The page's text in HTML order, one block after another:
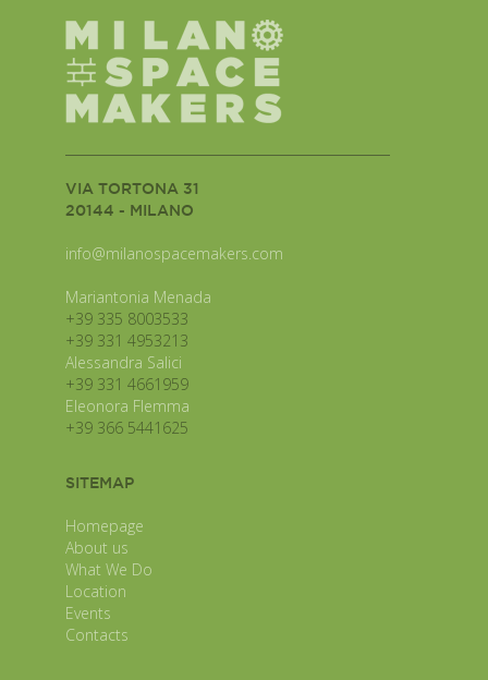
VIA TORTONA 31
20144 - MILANO
info@milanospacemakers.com
Mariantonia Menada
+39 335 8003533
+39 331 4953213
Alessandra Salici
+39 331 4661959
Eleonora Flemma
+39 366 5441625
SITEMAP
Homepage
About us
What We Do
Location
Events
Contacts